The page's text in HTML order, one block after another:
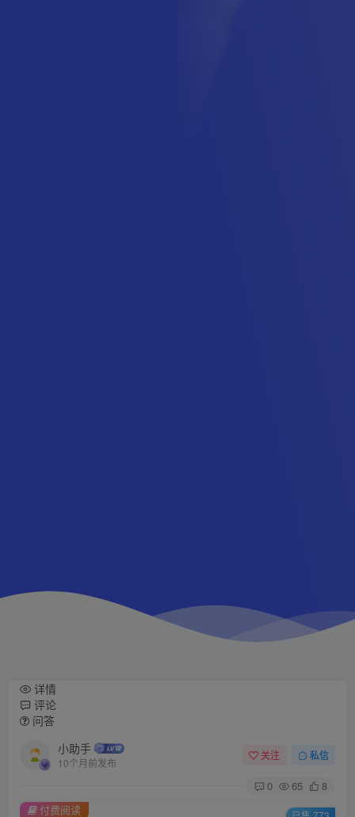
详情
评论
问答
小助手
10个月前发布
关注 私信
0 65
8
付费阅读